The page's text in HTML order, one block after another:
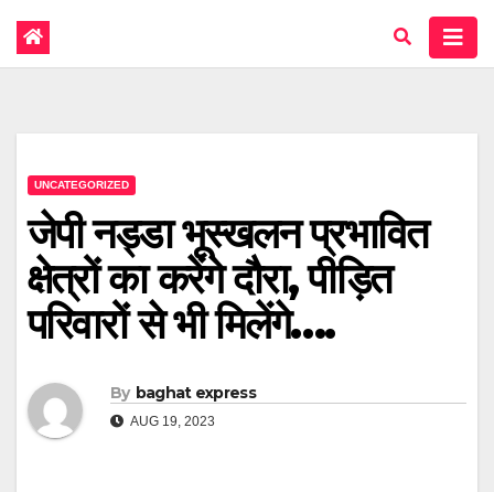
UNCATEGORIZED
जेपी नड्डा भूस्खलन प्रभावित
क्षेत्रों का करेंगे दौरा, पीड़ित
परिवारों से भी मिलेंगे….
By baghat express
AUG 19, 2023